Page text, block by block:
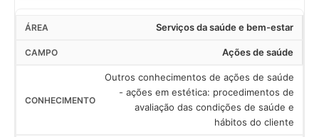
Serviços da saúde e bem-estar
Ações de saúde
Outros conhecimentos de ações de saúde
- ações em estética: procedimentos de
avaliação das condições de saúde e
hábitos do cliente